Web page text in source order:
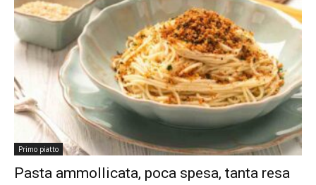
Primo piatto
Pasta ammollicata, poca spesa, tanta resa